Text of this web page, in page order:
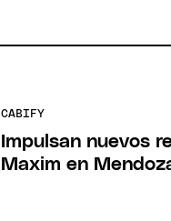
CABIFY
Impulsan nuevos
Maxim en